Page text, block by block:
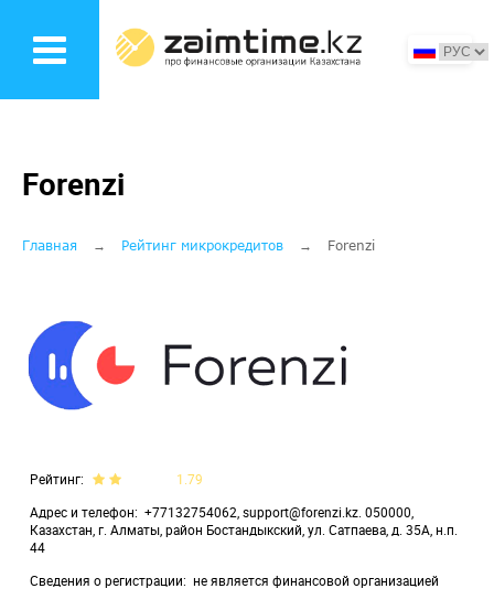
основному
Forenzi
Строка
Главная Рейтинг микрокредитов Forenzi
Рейтинг
1.79
Адрес и телефон
+77132754062, support@forenzi.kz. 050000,
Казахстан, г. Алматы, район Бостандыкский, ул. Сатпаева, д. 35А, н.п.
44
Сведения о регистрации
не является финансовой организацией